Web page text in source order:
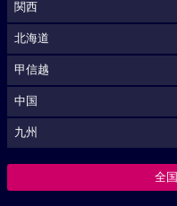
関西
北海道
甲信越
中国
九州
全